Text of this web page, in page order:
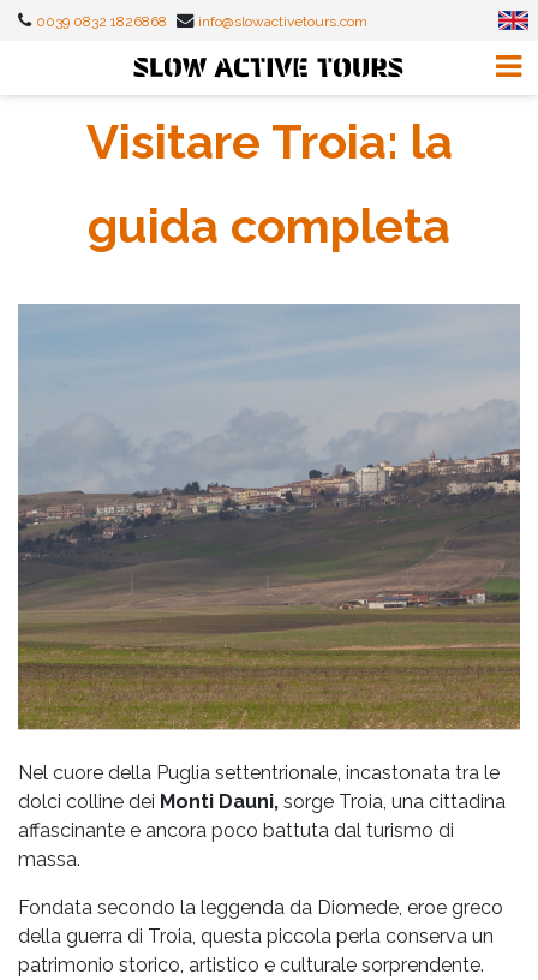
0039 0832 1826868 info@slowactivetours.com
Visitare Troia: la
guida completa
Nel cuore della Puglia settentrionale, incastonata tra le
dolci colline dei Monti Dauni, sorge Troia, una cittadina
affascinante e ancora poco battuta dal turismo di
massa.
Fondata secondo la leggenda da Diomede, eroe greco
della guerra di Troia, questa piccola perla conserva un
patrimonio storico, artistico e culturale sorprendente.